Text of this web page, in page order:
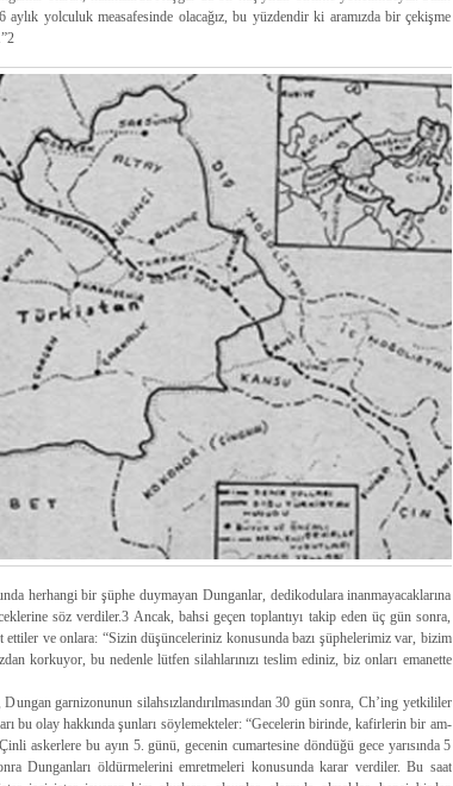
aylık yolculuk measafesinde olacağız, bu yüzdendir ki aramızda bir çekişme
herhangi bir şüphe duymayan Dunganlar, dedikodulara inanmayacaklarına
söz verdiler.3 Ancak, bahsi geçen toplantıyı takip eden üç gün sonra,
ve onlara: “Sizin düşünceleriniz konusunda bazı şüphelerimiz var, bizim
korkuyor, bu nedenle lütfen silahlarınızı teslim ediniz, biz onları emanette
garnizonunun silahsızlandırılmasından 30 gün sonra, Ch’ing yetkililer
bu olay hakkında şunları söylemekteler: “Gecelerin birinde, kafirlerin bir am-
askerlere bu ayın 5. günü, gecenin cumartesine döndüğü gece yarısında 5
Dunganları öldürmelerini emretmeleri konusunda karar verdiler. Bu saat